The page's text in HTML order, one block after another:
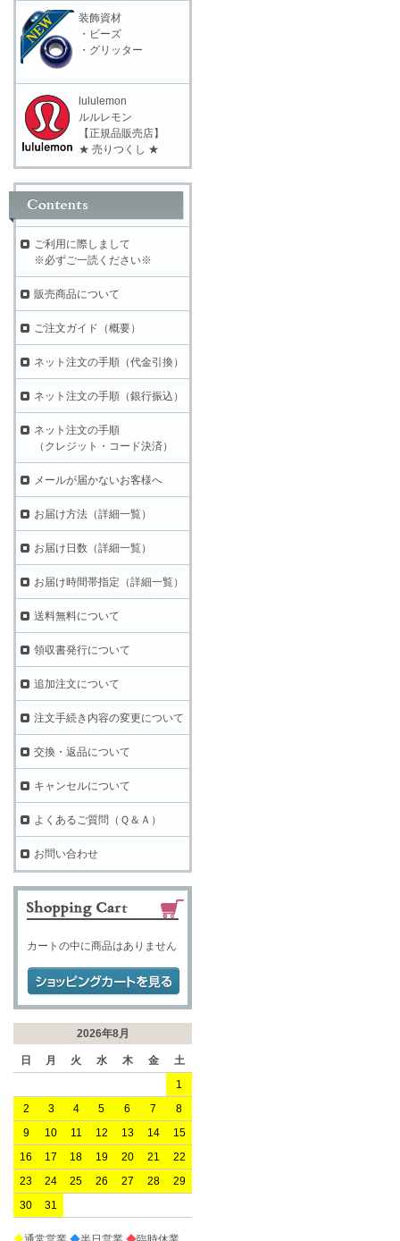
装飾資材
・ビーズ
・グリッター
lululemon
ルルレモン
【正規品販売店】
★ 売りつくし ★
ご利用に際しまして
※必ずご一読ください※
販売商品について
ご注文ガイド（概要）
ネット注文の手順（代金引換）
ネット注文の手順（銀行振込）
ネット注文の手順
（クレジット・コード決済）
メールが届かないお客様へ
お届け方法（詳細一覧）
お届け日数（詳細一覧）
お届け時間帯指定（詳細一覧）
送料無料について
領収書発行について
追加注文について
注文手続き内容の変更について
交換・返品について
キャンセルについて
よくあるご質問（Ｑ＆Ａ）
お問い合わせ
カートの中に商品はありません
2026年8月
日 月 火 水 木 金
土
1
2
3 4 5 6 7
8
9
10 11 12 13 14
15
16
17 18 19 20 21
22
23
24 25 26 27 28
29
30
31